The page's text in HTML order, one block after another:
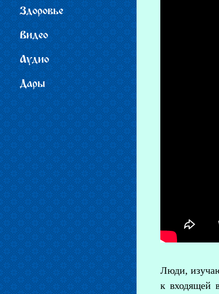
Люди,
к входящей
Здоровье
Видео
Аудио
Дары